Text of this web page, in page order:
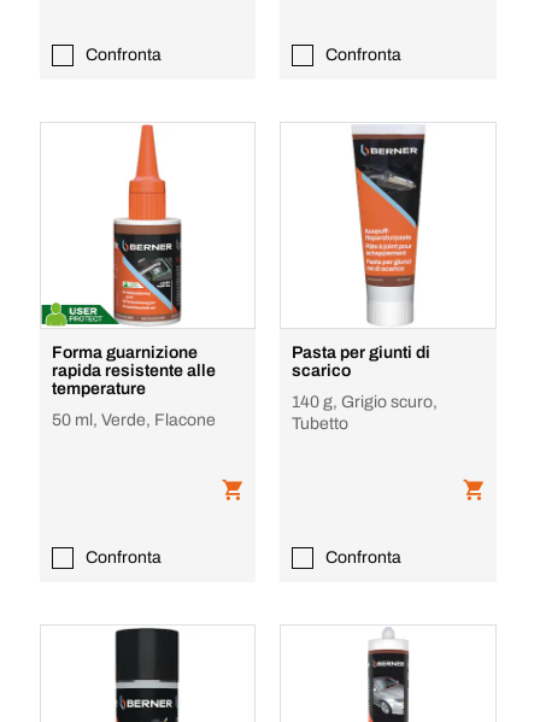
Confronta Confronta
Forma guarnizione
rapida resistente alle
temperature
50 ml, Verde, Flacone
Confronta
Pasta per giunti di
scarico
140 g, Grigio scuro,
Tubetto
Confronta